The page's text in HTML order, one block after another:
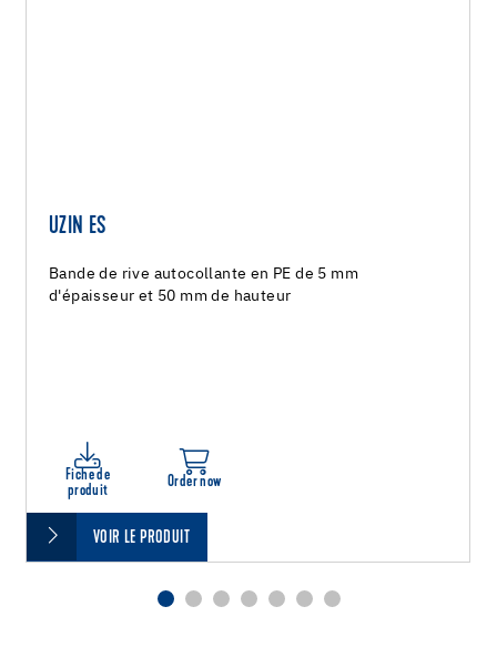
UZIN ES
Bande de rive autocollante en PE de 5 mm
d'épaisseur et 50 mm de hauteur
Fiche de
produit
Order now
VOIR LE PRODUIT